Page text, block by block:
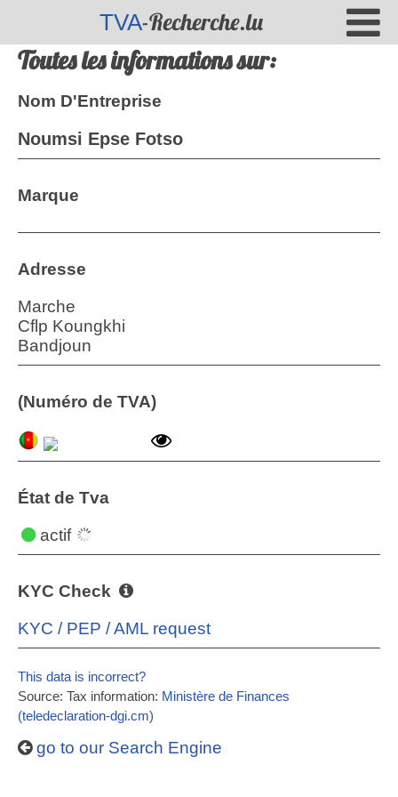
TVA-Recherche.lu
Toutes les informations sur:
Nom D'Entreprise
Noumsi Epse Fotso
Marque
Adresse
Marche
Cflp Koungkhi
Bandjoun
(Numéro de TVA)
État de Tva
actif
KYC Check
KYC / PEP / AML request
This data is incorrect?
Source: Tax information: Ministère de Finances
(teledeclaration-dgi.cm)
go to our Search Engine